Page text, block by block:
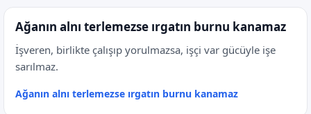
Ağanın alnı terlemezse ırgatın burnu kanamaz
İşveren, birlikte çalışıp yorulmazsa, işçi var gücüyle işe
sarılmaz.
Ağanın alnı terlemezse ırgatın burnu kanamaz